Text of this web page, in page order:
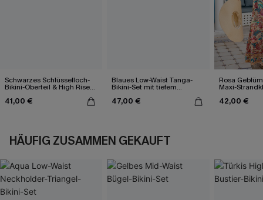
Schwarzes Schlüsselloch-
Bikini-Oberteil & High Rise
41,00 €
Blaues Low-Waist Tanga-
Bikini-Set mit tiefem
47,00 €
Rosa
Maxi-
42,00 €
HÄUFIG ZUSAMMEN GEKAUFT